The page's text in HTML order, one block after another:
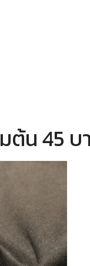
ต้น 45 บ